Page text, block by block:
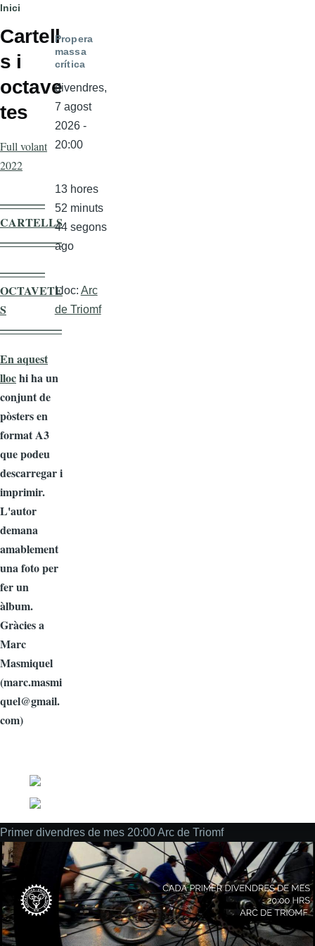
Fil
d'ariadna
Inici
Cartell
s i
octave
tes
Full volant
2022
————
CARTELLS
—————–
————
OCTAVETE
S
—————–
En aquest
llochi ha un
conjunt de
pòsters en
format A3
que podeu
descarregar i
imprimir.
L'autor
demana
amablement
una foto per
fer un
àlbum.
Gràcies a
Marc
Masmiquel
(marc.masmi
quel@gmail.
com)
Propera
massa
crítica
divendres,
7 agost
2026 -
20:00
13 hores
52 minuts
44 segons
ago
Lloc: Arc
de Triomf
Social
Primer divendres de mes 20:00 Arc de Triomf